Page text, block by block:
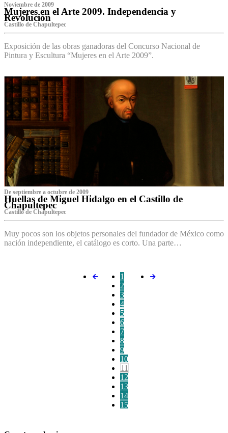
Noviembre de 2009
Mujeres en el Arte 2009. Independencia y
Revolución
Castillo de Chapultepec
Exposición de las obras ganadoras del Concurso Nacional de
Pintura y Escultura “Mujeres en el Arte 2009”.
De septiembre a octubre de 2009
Huellas de Miguel Hidalgo en el Castillo de
Chapultepec
Castillo de Chapultepec
Muy pocos son los objetos personales del fundador de México como
nación independiente, el catálogo es corto. Una parte…
1
2
3
4
5
6
7
8
9
10
11
12
13
14
15